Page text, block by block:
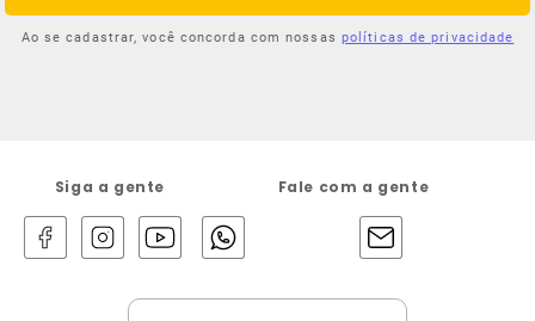
Ao se cadastrar, você concorda com nossas políticas de privacidade
Siga a gente Fale com a gente